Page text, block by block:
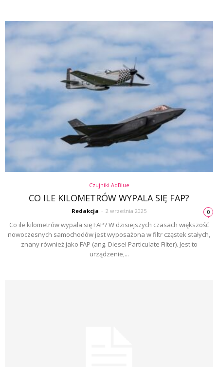
Czujniki AdBlue
CO ILE KILOMETRÓW WYPALA SIĘ FAP?
Redakcja - 2 września 2025 0
Co ile kilometrów wypala się FAP? W dzisiejszych czasach większość
nowoczesnych samochodów jest wyposażona w filtr cząstek stałych,
znany również jako FAP (ang. Diesel Particulate Filter). Jest to
urządzenie,...